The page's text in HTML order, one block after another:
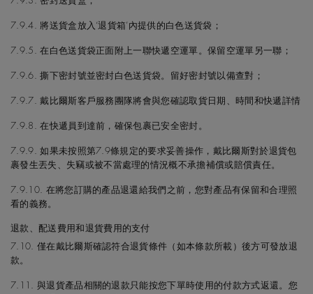
7.9.4. 將送貨盒放入‘退貨箱’內提供的白色送貨袋；
7.9.5. 在白色送貨袋正面附上一聯快遞空運單。保留空運單另一聯；
7.9.6. 撕下密封號並密封白色送貨袋。留好密封號以備查對；
7.9.7. 戴比爾斯客戶服務團隊將會與您確認取貨日期、時間和快遞詳情
7.9.8. 在快遞員到達前，確保包裹已安全密封。
7.9.9. 如果未按照第7.9條規定的要求妥善操作，戴比爾斯對於退貨包
裹發生丟失、失竊或被不當處理的情況概不承擔補償或賠償責任。
7.9.10. 在將您訂購的產品退還給我們之前，您對產品有保留和合理照
看的義務。
退款、配送費用和退貨費用的支付
7.10. 僅在戴比爾斯確認符合退貨條件（如本條款所載）後方可發放退
款。
7.11. 與退貨產品相關的退款只能按您下單時使用的付款方式返還。您